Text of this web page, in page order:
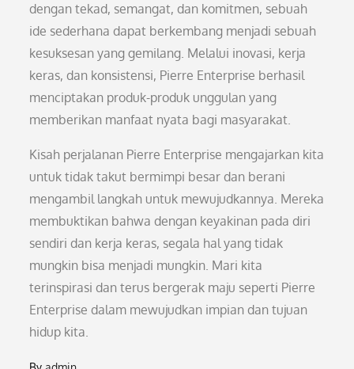
dengan tekad, semangat, dan komitmen, sebuah
ide sederhana dapat berkembang menjadi sebuah
kesuksesan yang gemilang. Melalui inovasi, kerja
keras, dan konsistensi, Pierre Enterprise berhasil
menciptakan produk-produk unggulan yang
memberikan manfaat nyata bagi masyarakat.
Kisah perjalanan Pierre Enterprise mengajarkan kita
untuk tidak takut bermimpi besar dan berani
mengambil langkah untuk mewujudkannya. Mereka
membuktikan bahwa dengan keyakinan pada diri
sendiri dan kerja keras, segala hal yang tidak
mungkin bisa menjadi mungkin. Mari kita
terinspirasi dan terus bergerak maju seperti Pierre
Enterprise dalam mewujudkan impian dan tujuan
hidup kita.